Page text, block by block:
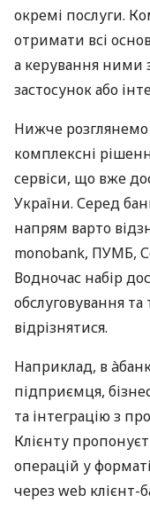
окремі послуги.
отримати всі
а керування ними
застосунок або
Нижче
комплексні
сервіси, що вже
України. Серед
напрям варто
monobank, ПУМБ,
Водночас набір
обслуговування
відрізнятися.
Наприклад, в
підприємця,
та інтеграцію з
Клієнту
операцій у
через web клієнт-